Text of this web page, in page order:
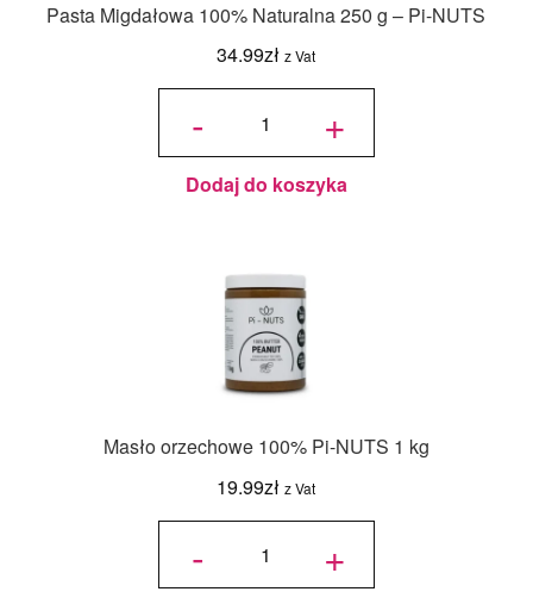
Pasta Migdałowa 100% Naturalna 250 g – Pi-NUTS
34.99zł z Vat
-
ilość Pasta
Naturalna
250 g – Pi-
NUTS +
Dodaj do koszyka
Masło orzechowe 100% Pi-NUTS 1 kg
19.99zł z Vat
-
ilość
100% Pi-
NUTS 1
kg +